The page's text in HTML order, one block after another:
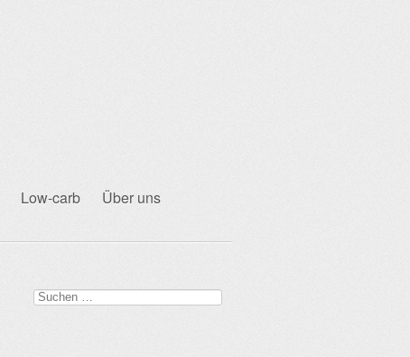
Low-carb
Über uns
Suchen
nach: